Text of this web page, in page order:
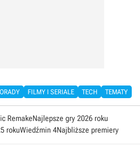
FILMY I SERIALE TECH TEMATY
RemakeNajlepsze gry 2026 roku
rokuWiedźmin 4Najbliższe premiery